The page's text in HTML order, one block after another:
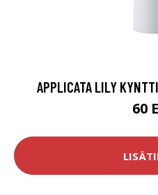
APPLICATA LILY
60